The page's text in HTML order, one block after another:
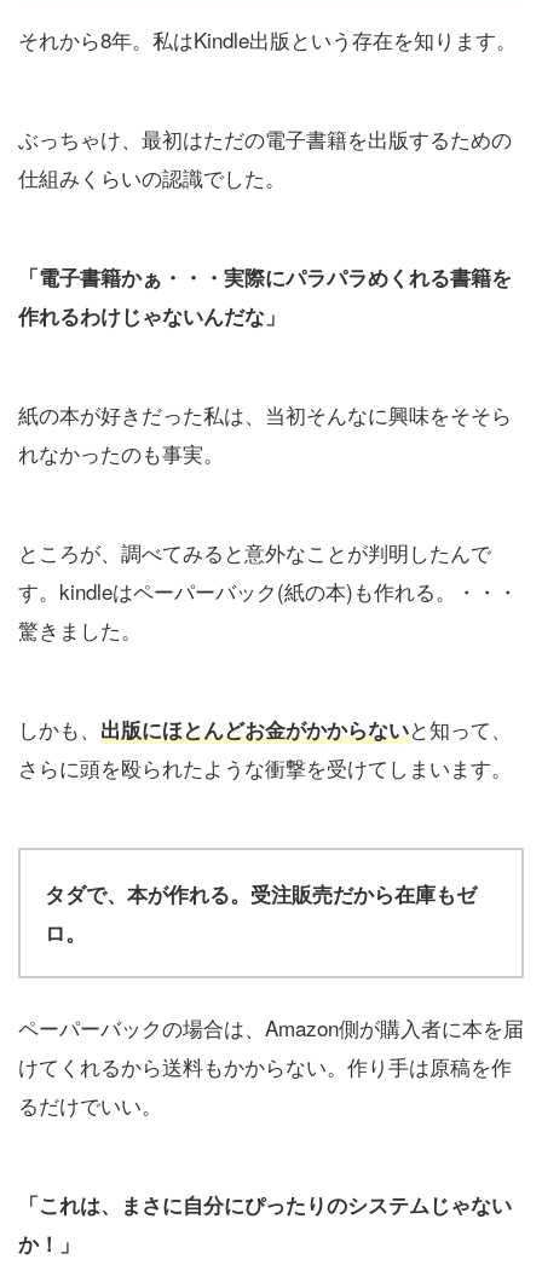
それから8年。私はKindle出版という存在を知ります。
ぶっちゃけ、最初はただの電子書籍を出版するための
仕組みくらいの認識でした。
「電子書籍かぁ・・・実際にパラパラめくれる書籍を
作れるわけじゃないんだな」
紙の本が好きだった私は、当初そんなに興味をそそら
れなかったのも事実。
ところが、調べてみると意外なことが判明したんで
す。kindleはペーパーバック(紙の本)も作れる。・・・
驚きました。
しかも、 出版にほとんどお金がかからないと知って、
さらに頭を殴られたような衝撃を受けてしまいます。
タダで、本が作れる。受注販売だから在庫もゼ
ロ。
ペーパーバックの場合は、Amazon側が購入者に本を届
けてくれるから送料もかからない。作り手は原稿を作
るだけでいい。
「これは、まさに自分にぴったりのシステムじゃない
か！」